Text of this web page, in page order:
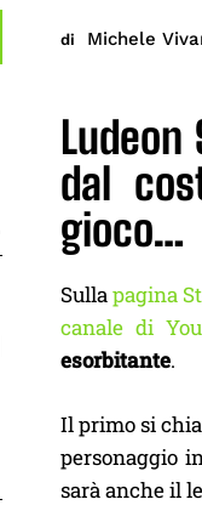
di Michele
dal
gioco…
Sullapagina
canale di
esorbitante.
Il primo si
personaggio
sarà anche il